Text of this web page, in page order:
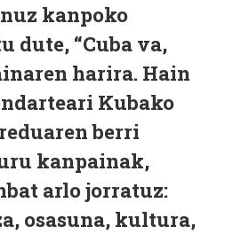
kanpoko
dute, “Cuba va,
harira. Hain
Kubako
berri
kanpainak,
arlo jorratuz:
osasuna, kultura,